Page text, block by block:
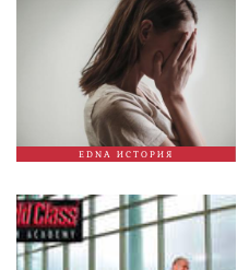
EDNA ИСТОРИЯ